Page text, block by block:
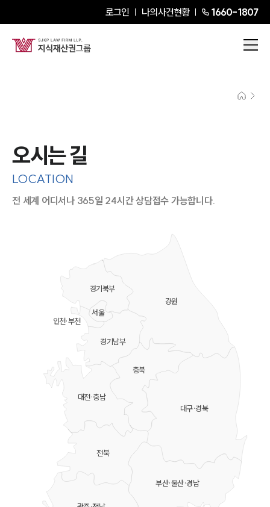
로그인 나의사건현황 1660-1807
오시는 길
LOCATION
전 세계 어디서나 365일 24시간 상담접수 가능합니다.
강원
충북
대전·충남
대구·경북
부산·울산·경남
전북
경기북부
경기남부
서울
인천·부천